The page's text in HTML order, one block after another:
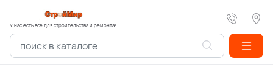
У нас есть все для строительства и ремонта!